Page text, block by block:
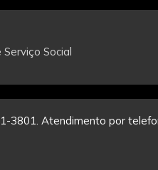
Social
3801. Atendimento por